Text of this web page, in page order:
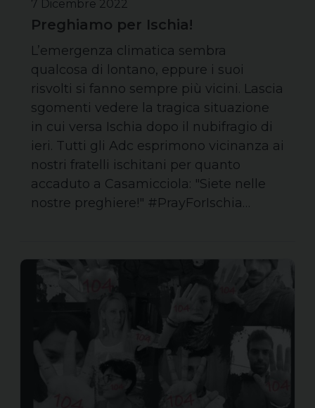
7 Dicembre 2022
Preghiamo per Ischia!
L’emergenza climatica sembra
qualcosa di lontano, eppure i suoi
risvolti si fanno sempre più vicini. Lascia
sgomenti vedere la tragica situazione
in cui versa Ischia dopo il nubifragio di
ieri. Tutti gli Adc esprimono vicinanza ai
nostri fratelli ischitani per quanto
accaduto a Casamicciola: "Siete nelle
nostre preghiere!" #PrayForIschia…